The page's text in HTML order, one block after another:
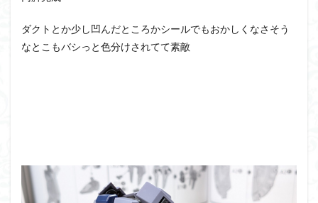
ダクトとか少し凹んだところかシールでもおかしくなさそう
なとこもバシっと色分けされてて素敵